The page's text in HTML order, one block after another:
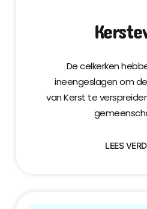
De celkerken
ineengeslagen om
van Kerst te
LEES